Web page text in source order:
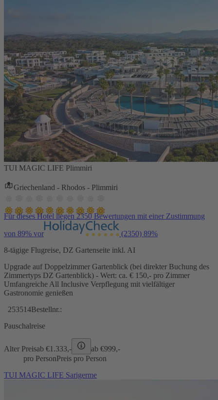
TUI MAGIC LIFE Plimmiri
Griechenland - Rhodos - Plimmiri
Für dieses Hotel liegen 2350 Bewertungen mit einer Zustimmung
von 89% vor (2350) 89%
8-tägige Flugreise, DZ Gartenseite inkl. AI
Upgrade auf Doppelzimmer Gartenblick (bei direkter Buchung des
Zimmertyps DZ Gartenblick) - Wert: ca. € 150,- pro Zimmer
Umfangreiche All Inclusive Verpflegung mit vielfältiger
Gastronomie genießen
253514Bestellnr.:
Pauschalreise
Alter Preisab €1.333,- ab €999,-
pro PersonPreis pro Person
TUI MAGIC LIFE Sarigerme